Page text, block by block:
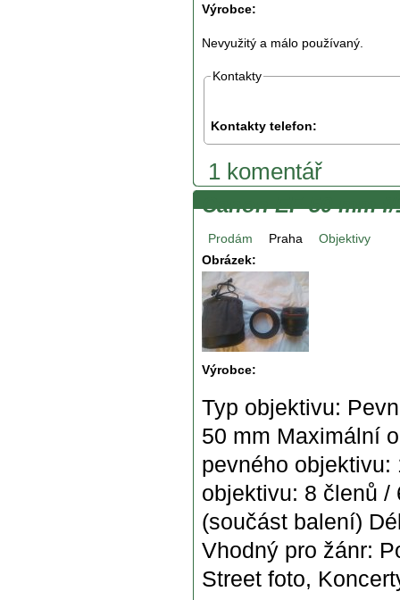
Výrobce:
Nevyužitý a málo používaný.
Kontakty
Kontakty telefon:
1 komentář
Canon EF 50 mm
Prodám Praha
Objektivy
Obrázek:
Výrobce:
Typ objektivu:
50 mm Maximální
pevného
objektivu: 8 členů /
(součást balení)
Vhodný pro žánr:
Street foto,